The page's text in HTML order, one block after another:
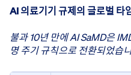
AI 의료기기 규제의 글로벌
불과 10년 만에 AI SaMD은
명 주기 규칙으로 전환되었습